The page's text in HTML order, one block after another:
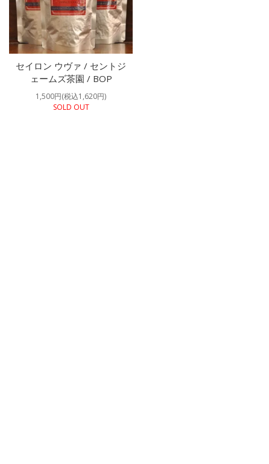
セイロン ウヴァ / セントジ
ェームズ茶園 / BOP
1,500円(税込1,620円)
SOLD OUT